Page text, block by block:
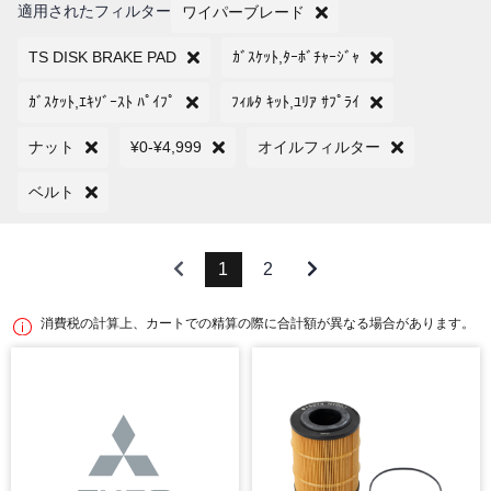
適用されたフィルター ワイパーブレード
TS DISK BRAKE PAD ｶﾞｽｹｯﾄ,ﾀｰﾎﾞﾁｬｰｼﾞｬ
ｶﾞｽｹｯﾄ,ｴｷｿﾞｰｽﾄ ﾊﾟｲﾌﾟ ﾌｨﾙﾀ ｷｯﾄ,ﾕﾘｱ ｻﾌﾟﾗｲ
ナット ¥0-¥4,999 オイルフィルター
ベルト
1 2
消費税の計算上、カートでの精算の際に合計額が異なる場合があります。